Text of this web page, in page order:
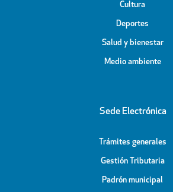
Cultura
Deportes
Salud y bienestar
Medio ambiente
Sede Electrónica
Trámites generales
Gestión Tributaria
Padrón municipal